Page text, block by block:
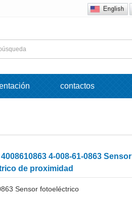
contactos
4008610863 4-008-61-0863 Sensor
de proximidad
Sensor fotoeléctrico